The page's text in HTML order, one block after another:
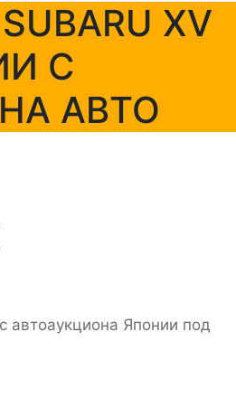
XV
С
АВТО
автоаукциона Японии под